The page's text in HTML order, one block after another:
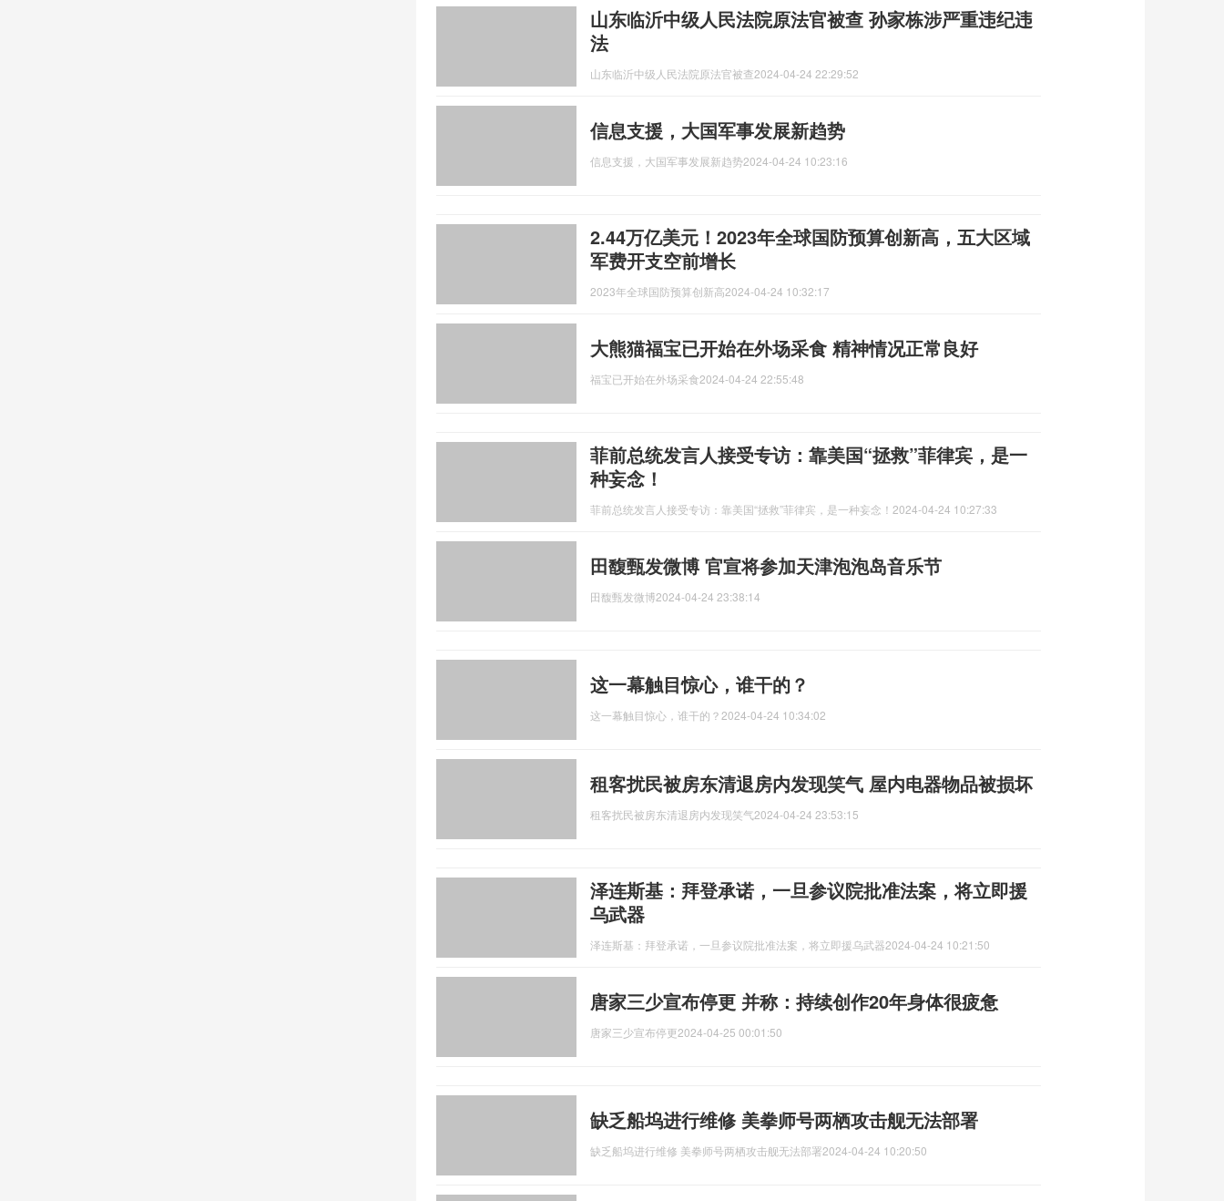
山东临沂中级人民法院原法官被查 孙家栋涉严重违纪违
法
山东临沂中级人民法院原法官被查2024-04-24 22:29:52
信息支援，大国军事发展新趋势
信息支援，大国军事发展新趋势2024-04-24 10:23:16
2.44万亿美元！2023年全球国防预算创新高，五大区域
军费开支空前增长
2023年全球国防预算创新高2024-04-24 10:32:17
大熊猫福宝已开始在外场采食 精神情况正常良好
福宝已开始在外场采食2024-04-24 22:55:48
菲前总统发言人接受专访：靠美国“拯救”菲律宾，是一
种妄念！
菲前总统发言人接受专访：靠美国“拯救”菲律宾，是一种妄念！ 2024-04-24 10:27:33
田馥甄发微博 官宣将参加天津泡泡岛音乐节
田馥甄发微博2024-04-24 23:38:14
这一幕触目惊心，谁干的？
这一幕触目惊心，谁干的？ 2024-04-24 10:34:02
租客扰民被房东清退房内发现笑气 屋内电器物品被损坏
租客扰民被房东清退房内发现笑气2024-04-24 23:53:15
泽连斯基：拜登承诺，一旦参议院批准法案，将立即援
乌武器
泽连斯基：拜登承诺，一旦参议院批准法案，将立即援乌武器2024-04-24 10:21:50
唐家三少宣布停更 并称：持续创作20年身体很疲惫
唐家三少宣布停更2024-04-25 00:01:50
缺乏船坞进行维修 美拳师号两栖攻击舰无法部署
缺乏船坞进行维修 美拳师号两栖攻击舰无法部署2024-04-24 10:20:50